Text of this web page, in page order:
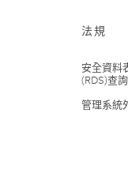
法規
安全資料
(RDS)查詢
管理系統